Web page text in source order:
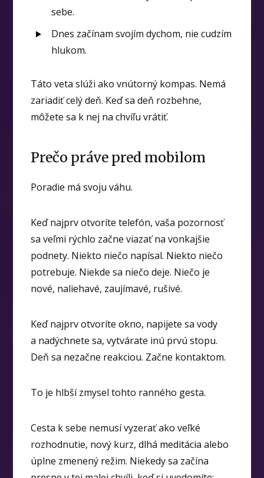
sebe.
Dnes začínam svojím dychom, nie cudzím
hlukom.
Táto veta slúži ako vnútorný kompas. Nemá
zariadiť celý deň. Keď sa deň rozbehne,
môžete sa k nej na chvíľu vrátiť.
Prečo práve pred mobilom
Poradie má svoju váhu.
Keď najprv otvoríte telefón, vaša pozornosť
sa veľmi rýchlo začne viazať na vonkajšie
podnety. Niekto niečo napísal. Niekto niečo
potrebuje. Niekde sa niečo deje. Niečo je
nové, naliehavé, zaujímavé, rušivé.
Keď najprv otvoríte okno, napijete sa vody
a nadýchnete sa, vytvárate inú prvú stopu.
Deň sa nezačne reakciou. Začne kontaktom.
To je hlbší zmysel tohto ranného gesta.
Cesta k sebe nemusí vyzerať ako veľké
rozhodnutie, nový kurz, dlhá meditácia alebo
úplne zmenený režim. Niekedy sa začína